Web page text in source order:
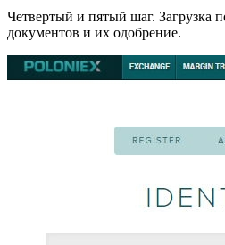
Четвертый и пятый шаг. Загрузка
документов и их одобрение.